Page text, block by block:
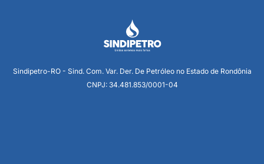
Sindipetro-RO - Sind. Com. Var. Der. De Petróleo no Estado de Rondônia
CNPJ: 34.481.853/0001-04